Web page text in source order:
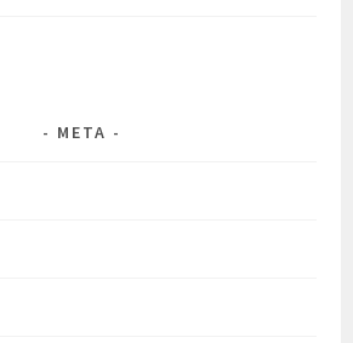
META